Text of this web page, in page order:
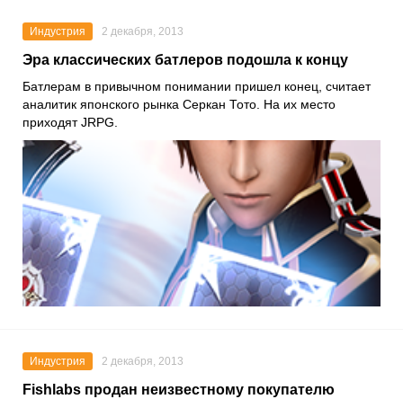
Индустрия 2 декабря, 2013
Эра классических батлеров подошла к концу
Батлерам в привычном понимании пришел конец, считает
аналитик японского рынка Серкан Тото. На их место
приходят JRPG.
Индустрия 2 декабря, 2013
Fishlabs продан неизвестному покупателю